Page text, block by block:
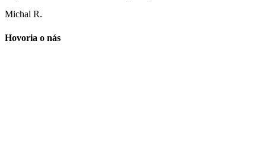
Michal R.
Hovoria o nás